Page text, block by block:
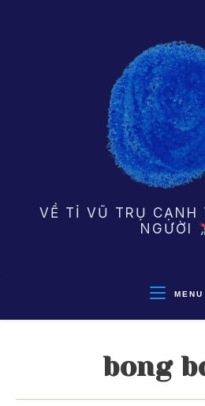
VỀ TỈ VŨ TRỤ CẠNH
NGƯỜI
MENU
bong